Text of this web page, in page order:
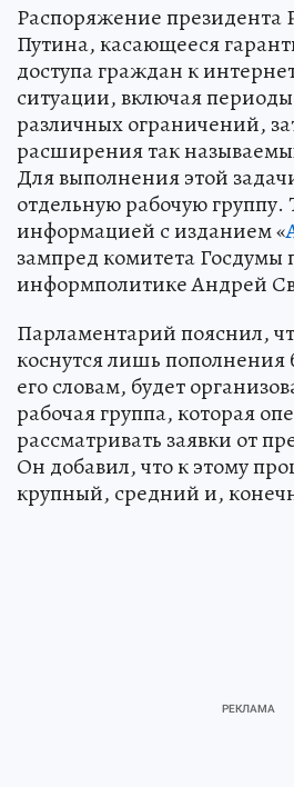
Распоряжение
Путина, касающееся
доступа граждан к
ситуации, включая
различных ограничений,
расширения так
Для выполнения этой
отдельную рабочую группу.
информацией с изданием «
зампред комитета Госдумы
информполитике Андрей
Парламентарий пояснил,
коснутся лишь пополнения
его словам, будет
рабочая группа, которая
рассматривать заявки от
Он добавил, что к этому
крупный, средний и,